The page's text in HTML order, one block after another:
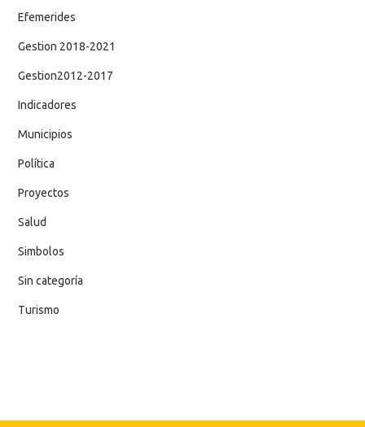
Efemerides
Gestion 2018-2021
Gestion2012-2017
Indicadores
Municipios
Política
Proyectos
Salud
Simbolos
Sin categoría
Turismo